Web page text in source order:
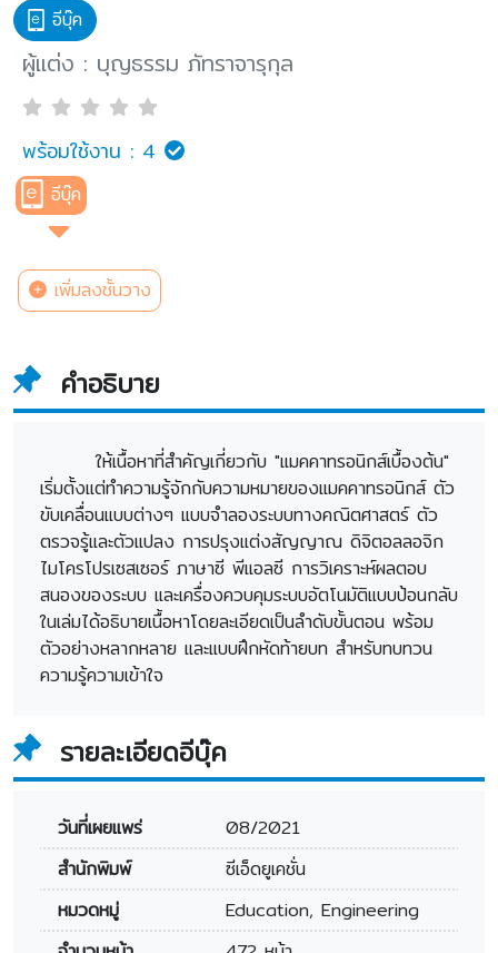
อีบุ๊ค
ผู้แต่ง : บุญธรรม ภัทราจารุกุล
พร้อมใช้งาน : 4
อีบุ๊ค
เพิ่มลงชั้นวาง
คำอธิบาย
ให้เนื้อหาที่สำคัญเกี่ยวกับ "แมคคาทรอนิกส์เบื้องต้น"
เริ่มตั้งแต่ทำความรู้จักกับความหมายของแมคคาทรอนิกส์ ตัว
ขับเคลื่อนแบบต่างๆ แบบจำลองระบบทางคณิตศาสตร์ ตัว
ตรวจรู้และตัวแปลง การปรุงแต่งสัญญาณ ดิจิตอลลอจิก
ไมโครโปรเซสเซอร์ ภาษาซี พีแอลซี การวิเคราะห์ผลตอบ
สนองของระบบ และเครื่องควบคุมระบบอัตโนมัติแบบป้อนกลับ
ในเล่มได้อธิบายเนื้อหาโดยละเอียดเป็นลำดับขั้นตอน พร้อม
ตัวอย่างหลากหลาย และแบบฝึกหัดท้ายบท สำหรับทบทวน
ความรู้ความเข้าใจ
รายละเอียดอีบุ๊ค
วันที่เผยแพร่
08/2021
สำนักพิมพ์
ซีเอ็ดยูเคชั่น
หมวดหมู่
Education, Engineering